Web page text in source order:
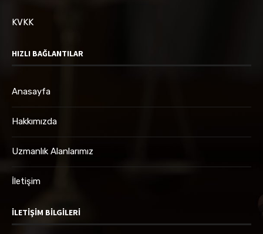
KVKK
HIZLI BAĞLANTILAR
Anasayfa
Hakkımızda
Uzmanlık Alanlarımız
İletişim
İLETIŞIM BILGILERI